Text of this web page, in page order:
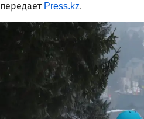
передает Press.kz.